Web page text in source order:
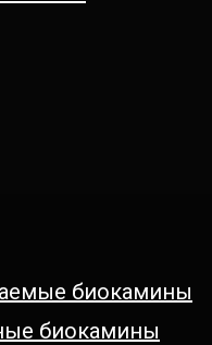
биокамины
биокамины